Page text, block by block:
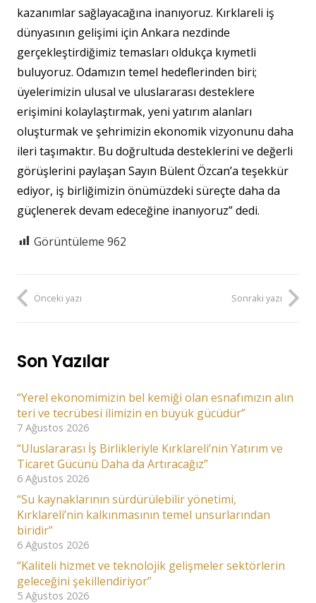
kazanımlar sağlayacağına inanıyoruz. Kırklareli iş
dünyasının gelişimi için Ankara nezdinde
gerçekleştirdiğimiz temasları oldukça kıymetli
buluyoruz. Odamızın temel hedeflerinden biri;
üyelerimizin ulusal ve uluslararası desteklere
erişimini kolaylaştırmak, yeni yatırım alanları
oluşturmak ve şehrimizin ekonomik vizyonunu daha
ileri taşımaktır. Bu doğrultuda desteklerini ve değerli
görüşlerini paylaşan Sayın Bülent Özcan’a teşekkür
ediyor, iş birliğimizin önümüzdeki süreçte daha da
güçlenerek devam edeceğine inanıyoruz” dedi.
Görüntüleme 962
Önceki yazı Sonraki yazı
Son Yazılar
“Yerel ekonomimizin bel kemiği olan esnafımızın alın
teri ve tecrübesi ilimizin en büyük gücüdür”
7 Ağustos 2026
“Uluslararası İş Birlikleriyle Kırklareli’nin Yatırım ve
Ticaret Gücünü Daha da Artıracağız”
6 Ağustos 2026
“Su kaynaklarının sürdürülebilir yönetimi,
Kırklareli’nin kalkınmasının temel unsurlarından
biridir”
6 Ağustos 2026
“Kaliteli hizmet ve teknolojik gelişmeler sektörlerin
geleceğini şekillendiriyor”
5 Ağustos 2026